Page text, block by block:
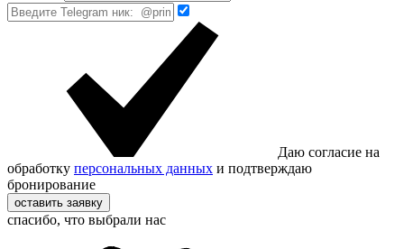
Даю согласие на
обработку персональных данных и подтверждаю
бронирование
оставить заявку
спасибо, что выбрали нас